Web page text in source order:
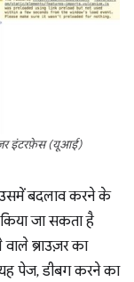
इंटरफ़ेस (यूआई)
बदलाव करने के
जा सकता है
ब्राउज़र का
यह पेज, डीबग करने का